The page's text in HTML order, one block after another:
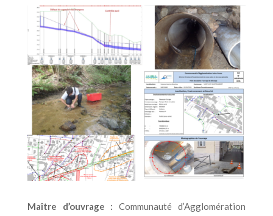
Maître d’ouvrage :Communauté d’Agglomération